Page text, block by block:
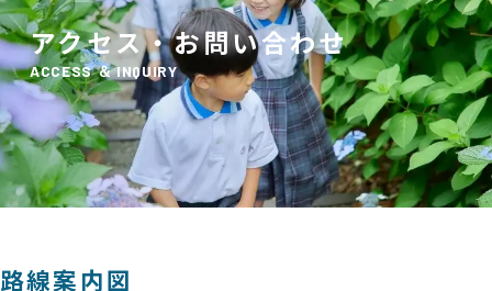
アクセス・お問い合わせ
ACCESS ＆ INQUIRY
路線案内図